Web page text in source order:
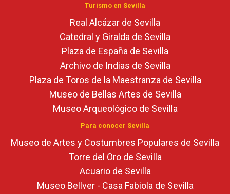
Turismo en Sevilla
Real Alcázar de Sevilla
Catedral y Giralda de Sevilla
Plaza de España de Sevilla
Archivo de Indias de Sevilla
Plaza de Toros de la Maestranza de Sevilla
Museo de Bellas Artes de Sevilla
Museo Arqueológico de Sevilla
Para conocer Sevilla
Museo de Artes y Costumbres Populares de Sevilla
Torre del Oro de Sevilla
Acuario de Sevilla
Museo Bellver - Casa Fabiola de Sevilla